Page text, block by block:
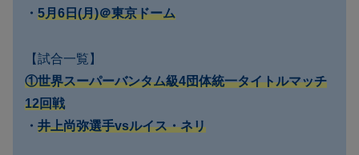
・ 5月6日(月)＠東京ドーム
【試合一覧】
①世界スーパーバンタム級4団体統一タイトルマッチ
12回戦
・ 井上尚弥選手vsルイス・ネリ